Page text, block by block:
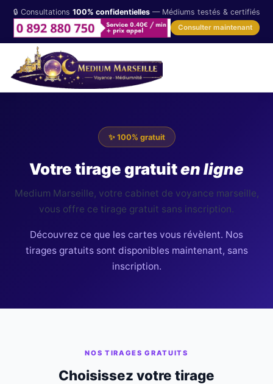
🔒 Consultations 100% confidentielles— Médiums testés & certifiés
Consulter maintenant
✨ 100% gratuit
Votre tirage gratuiten ligne
Medium Marseille, votre cabinet de voyance marseille,
vous offre ce tirage gratuit sans inscription.
Découvrez ce que les cartes vous révèlent. Nos
tirages gratuits sont disponibles maintenant, sans
inscription.
NOS TIRAGES GRATUITS
Choisissez votre tirage